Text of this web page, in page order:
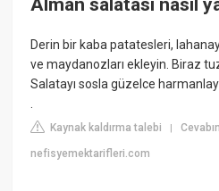
Derin bir kaba patatesleri,
ve maydanozları ekleyin. Biraz
Salatayı sosla güzelce
Kaynak kaldırma talebi |
nefisyemektarifleri.com